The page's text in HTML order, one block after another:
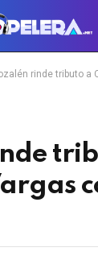
rinde tributo a